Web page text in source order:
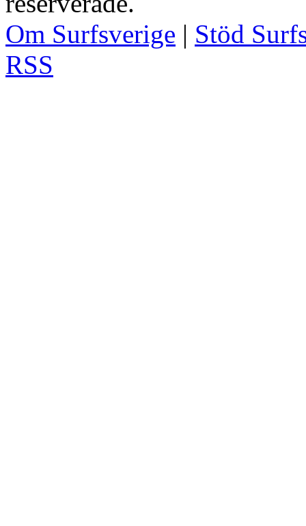
Om Surfsverige | Stöd
RSS